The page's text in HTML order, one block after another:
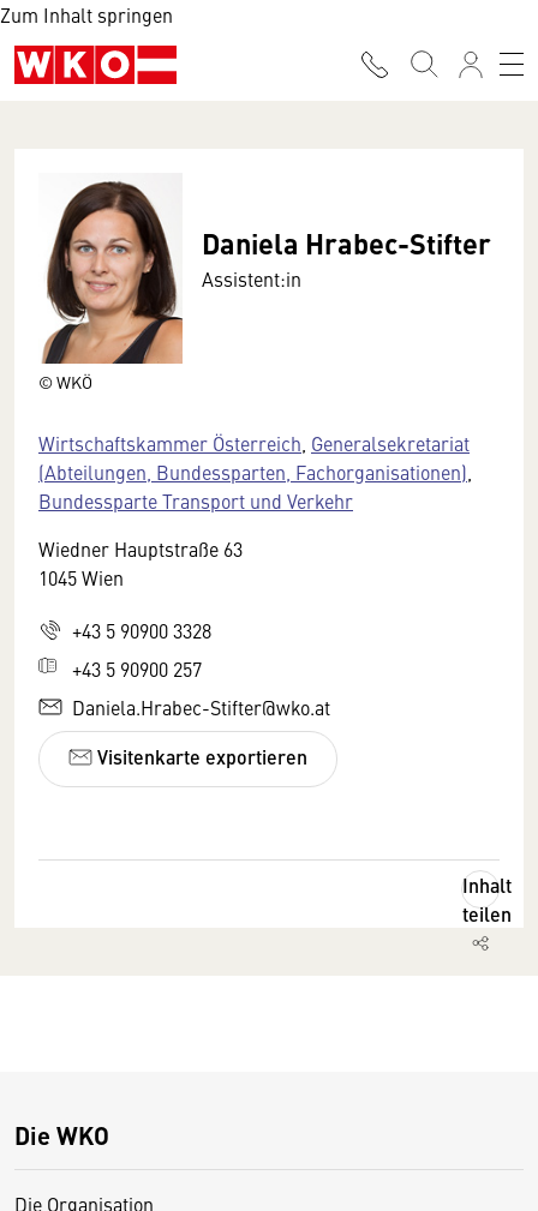
Zum Inhalt springen
© WKÖ
Daniela Hrabec-Stifter
Assistent:in
Wirtschaftskammer Österreich Generalsekretariat
(Abteilungen, Bundessparten, Fachorganisationen)
Bundessparte Transport und Verkehr
Wiedner Hauptstraße 63
1045 Wien
+43 5 90900 3328
+43 5 90900 257
Daniela.Hrabec-Stifter@wko.at
Visitenkarte exportieren
Inhalt
teilen
Die WKO
Die Organisation